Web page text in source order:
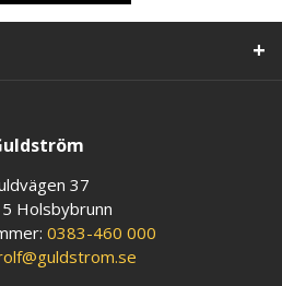
37
Holsbybrunn
0383-460 000